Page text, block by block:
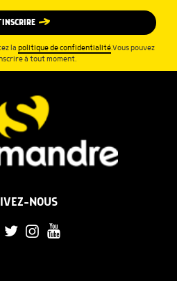
la politique de confidentialité.Vous pouvez
à tout moment.
NOUS